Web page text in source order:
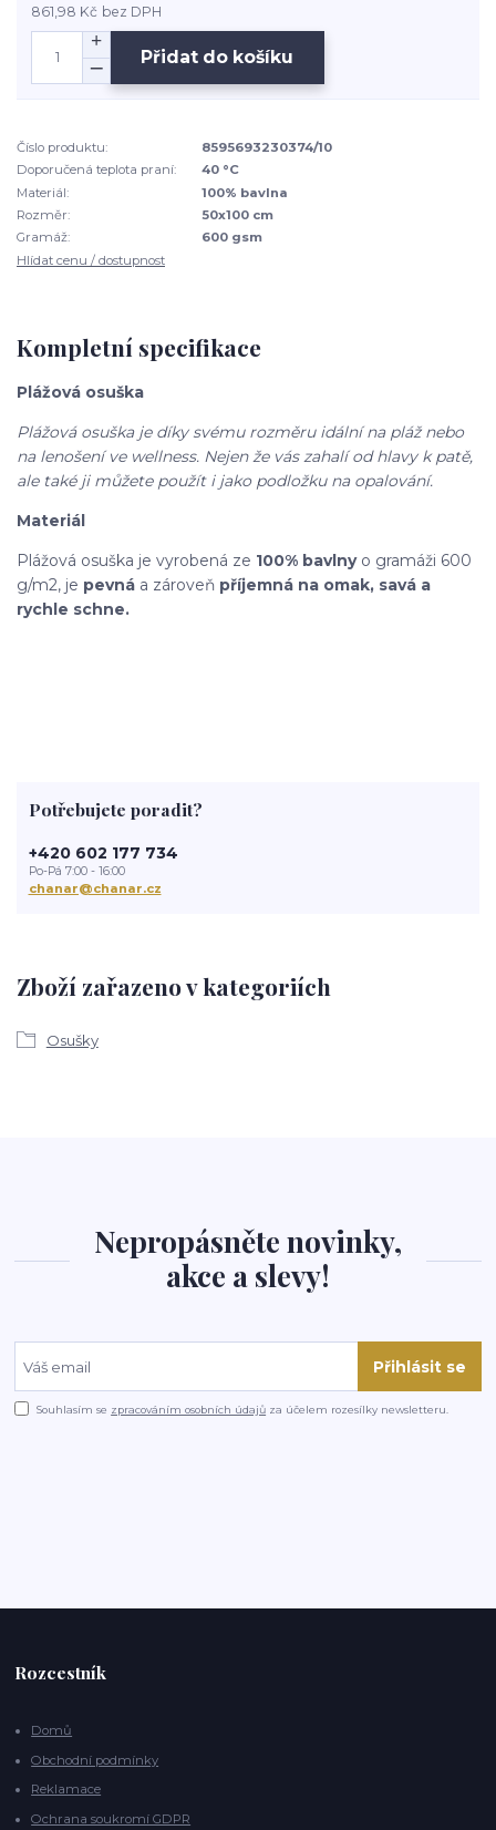
861,98 Kč bez DPH
Přidat do košíku
Číslo produktu:
8595693230374/10
Doporučená teplota praní:
40 °C
Materiál:
100% bavlna
Rozměr:
50x100 cm
Gramáž:
600 gsm
Hlídat cenu / dostupnost
Kompletní specifikace
Plážová osuška
Plážová osuška je díky svému rozměru idální na pláž nebo
na lenošení ve wellness. Nejen že vás zahalí od hlavy k patě,
ale také ji můžete použít i jako podložku na opalování.
Materiál
Plážová osuška je vyrobená ze 100% bavlnyo gramáži 600
g/m2, je pevná a zároveň příjemná na omak, savá a
rychle schne.
Zboží zařazeno v kategoriích
Osušky
Potřebujete poradit?
+420 602 177 734
Po-Pá 7:00 - 16:00
chanar@chanar.cz
Nepropásněte novinky,
akce a slevy!
Přihlásit se
Souhlasím se zpracováním osobních údajů za účelem rozesílky newsletteru.
Rozcestník
Domů
Obchodní podmínky
Reklamace
Ochrana soukromí GDPR